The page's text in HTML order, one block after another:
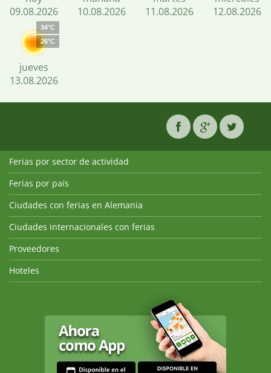
09.08.2026
10.08.2026
11.08.2026
12.08.2026
34°C
26°C
jueves
13.08.2026
Ferias por sector de actividad
Ferias por país
Ciudades con ferias en Alemania
Ciudades internacionales con ferias
Proveedores
Hoteles